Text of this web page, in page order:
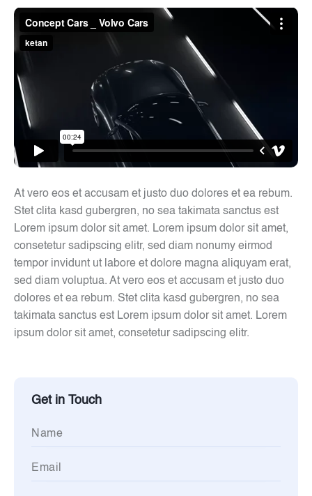
At vero eos et accusam et justo duo dolores et ea rebum.
Stet clita kasd gubergren, no sea takimata sanctus est
Lorem ipsum dolor sit amet. Lorem ipsum dolor sit amet,
consetetur sadipscing elitr, sed diam nonumy eirmod
tempor invidunt ut labore et dolore magna aliquyam erat,
sed diam voluptua. At vero eos et accusam et justo duo
dolores et ea rebum. Stet clita kasd gubergren, no sea
takimata sanctus est Lorem ipsum dolor sit amet. Lorem
ipsum dolor sit amet, consetetur sadipscing elitr.
Get in Touch